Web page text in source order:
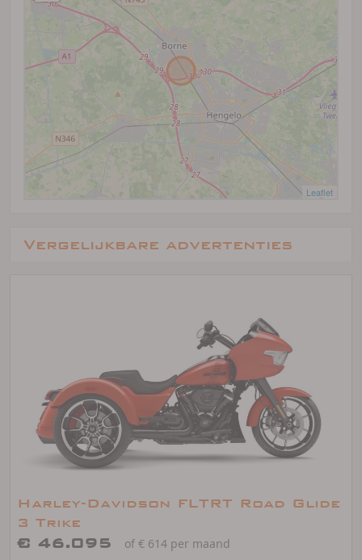
Leaflet
Vergelijkbare advertenties
Harley-Davidson FLTRT Road Glide
3 Trike
€ 46.095
of € 614 per maand